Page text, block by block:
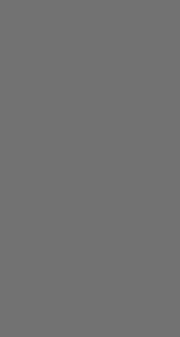
ミネラルアイライナ